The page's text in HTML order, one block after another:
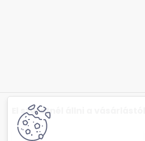
El szeretnél állni a vásárlástól?